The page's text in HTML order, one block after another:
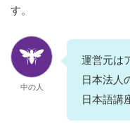
す。
中の人
運営元は
日本法人
日本語講